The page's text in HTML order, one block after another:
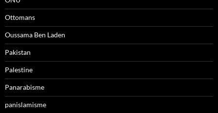
Ottomans
Oussama Ben Laden
Pakistan
Palestine
Panarabisme
panislamisme